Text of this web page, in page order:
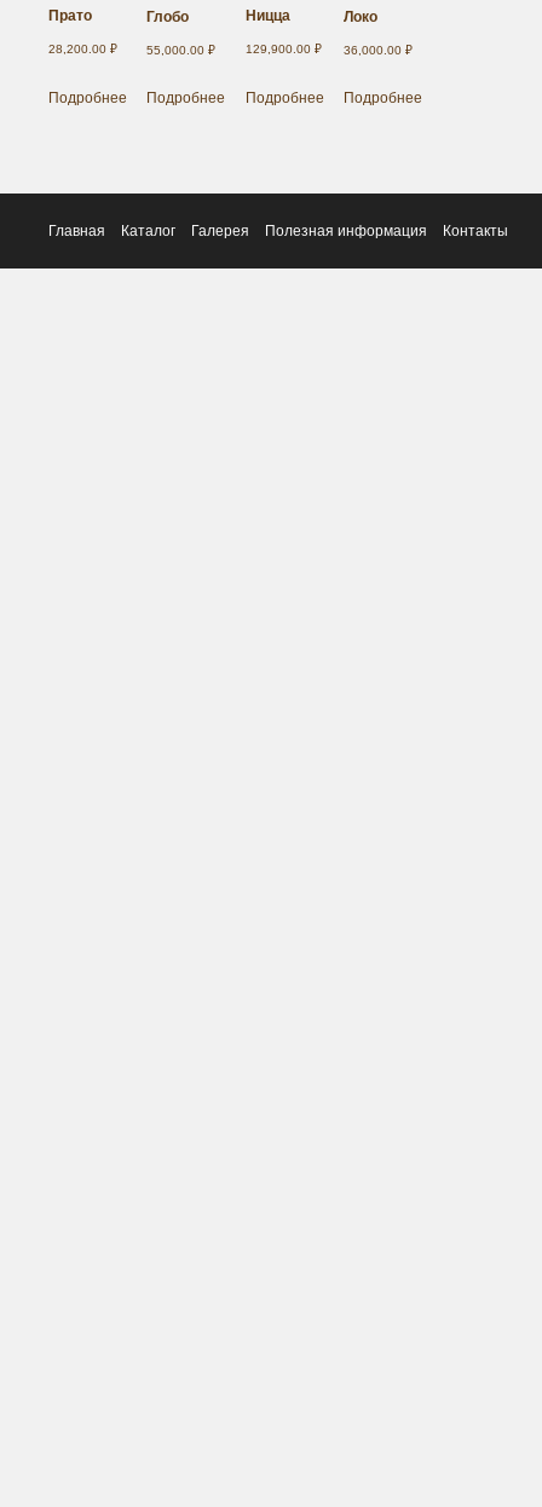
Прато
28,200.00 ₽
Подробнее
Глобо
55,000.00₽
Подробнее
Ницца
129,900.00 ₽
Подробнее
Локо
36,000.00 ₽
Подробнее
Главная Каталог Галерея Полезная информация Контакты